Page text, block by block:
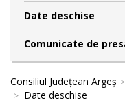
Date deschise
Comunicate de
Consiliul Județean Argeș
Date deschise